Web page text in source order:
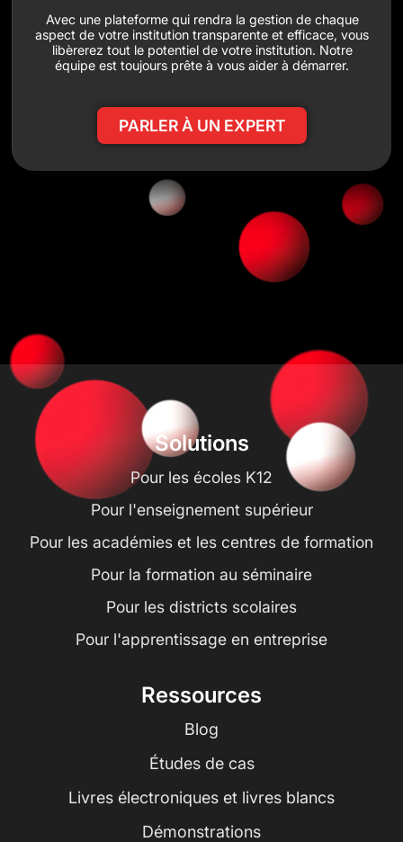
Avec une plateforme qui rendra la gestion de chaque
aspect de votre institution transparente et efficace, vous
libèrerez tout le potentiel de votre institution. Notre
équipe est toujours prête à vous aider à démarrer.
PARLER À UN EXPERT
Solutions
Pour les écoles K12
Pour l'enseignement supérieur
Pour les académies et les centres de formation
Pour la formation au séminaire
Pour les districts scolaires
Pour l'apprentissage en entreprise
Ressources
Blog
Études de cas
Livres électroniques et livres blancs
Démonstrations